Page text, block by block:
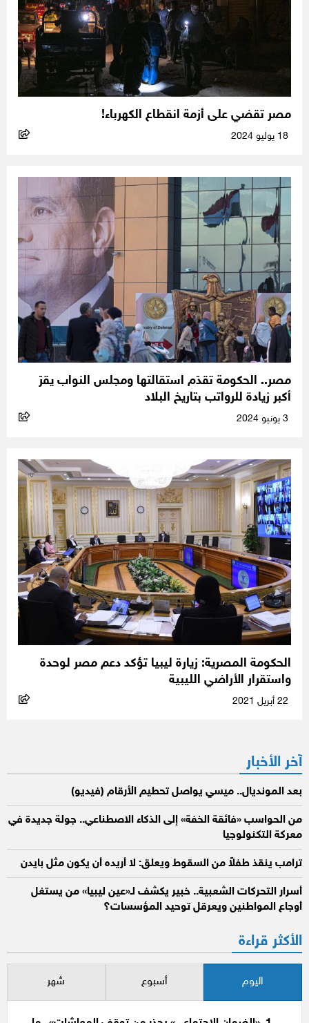
مصر تقضي على أزمة انقطاع الكهرباء!
مصر.. الحكومة تقدّم استقالتها ومجلس النواب يقرّ
أكبر زيادة للرواتب بتاريخ البلاد
الحكومة المصرية: زيارة ليبيا تؤكد دعم مصر لوحدة
واستقرار الأراضي الليبية
آخر الأخبار
بعد المونديال.. ميسي يواصل تحطيم الأرقام (فيديو)
من الحواسب «فائقة الخفة» إلى الذكاء الاصطناعي.. جولة جديدة في
معركة التكنولوجيا
ترامب ينقذ طفلاً من السقوط ويعلق: لا أريده أن يكون مثل بايدن
أسرار التحركات الشعبية.. خبير يكشف لـ«عين ليبيا» من يستغل
أوجاع المواطنين ويعرقل توحيد المؤسسات؟
الأكثر قراءة
اليوم أسبوع شهر